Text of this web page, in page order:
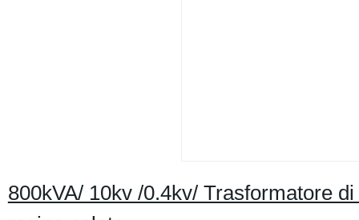
800kVA/ 10kv /0.4kv/ Trasformatore